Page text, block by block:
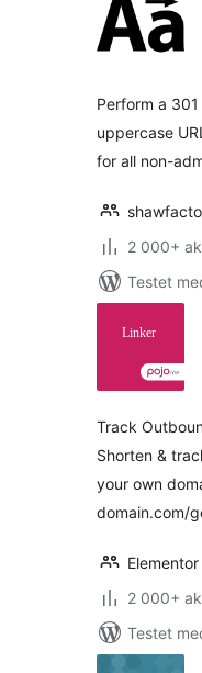
Perform a
uppercase
for all non-
2 000+
Testet
Track
Shorten &
your own
domain.com/
Elementor
2 000+
Testet